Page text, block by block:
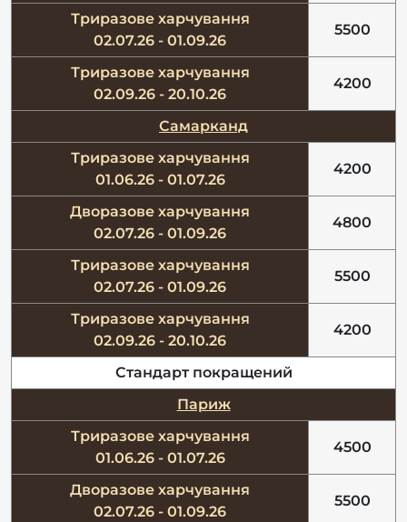
Триразове харчування
02.07.26 - 01.09.26
5500
Триразове харчування
02.09.26 - 20.10.26
4200
Самарканд
Триразове харчування
01.06.26 - 01.07.26
4200
Дворазове харчування
02.07.26 - 01.09.26
4800
Триразове харчування
02.07.26 - 01.09.26
5500
Триразове харчування
02.09.26 - 20.10.26
4200
Стандарт покращений
Париж
Триразове харчування
01.06.26 - 01.07.26
4500
Дворазове харчування
02.07.26 - 01.09.26
5500